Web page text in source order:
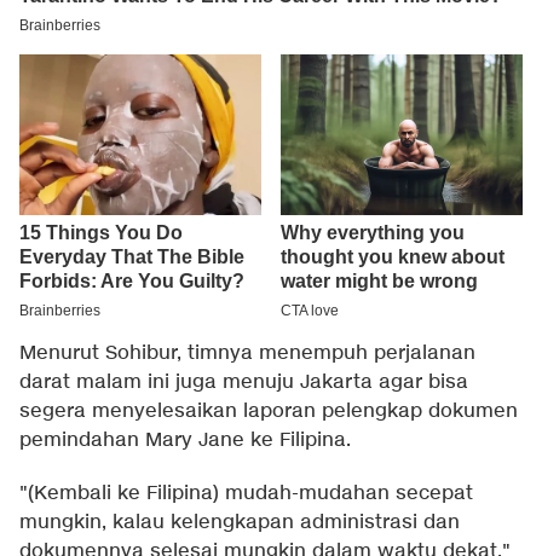
Menurut Sohibur, timnya menempuh perjalanan
darat malam ini juga menuju Jakarta agar bisa
segera menyelesaikan laporan pelengkap dokumen
pemindahan Mary Jane ke Filipina.
"(Kembali ke Filipina) mudah-mudahan secepat
mungkin, kalau kelengkapan administrasi dan